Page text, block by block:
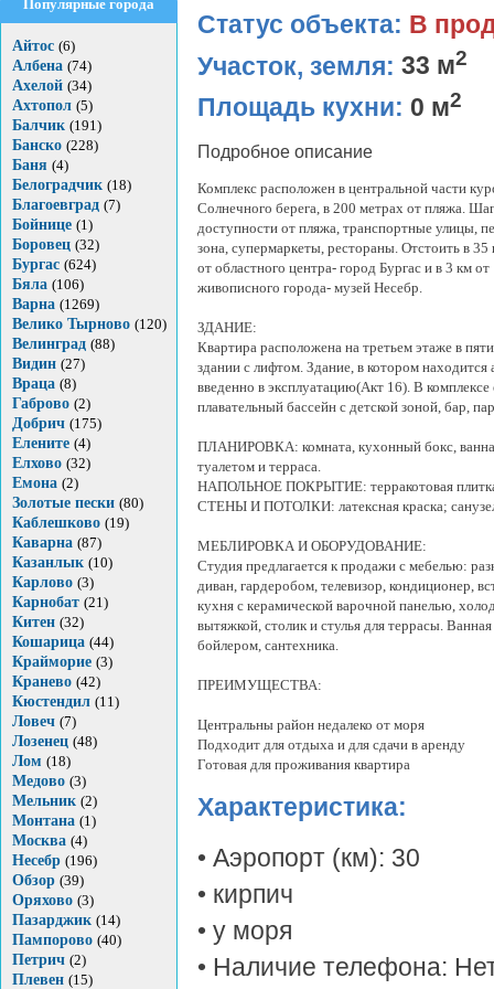
Популярные города
Айтос (6)
Албена (74)
Ахелой (34)
Ахтопол (5)
Балчик (191)
Банско (228)
Баня (4)
Белоградчик (18)
Благоевград (7)
Бойнице (1)
Боровец (32)
Бургас (624)
Бяла (106)
Варна (1269)
Велико Тырново (120)
Велинград (88)
Видин (27)
Враца (8)
Габрово (2)
Добрич (175)
Елените (4)
Елхово (32)
Емона (2)
Золотые пески (80)
Каблешково (19)
Каварна (87)
Казанлык (10)
Карлово (3)
Карнобат (21)
Китен (32)
Кошарица (44)
Крайморие (3)
Кранево (42)
Кюстендил (11)
Ловеч (7)
Лозенец (48)
Лом (18)
Медово (3)
Мельник (2)
Монтана (1)
Москва (4)
Несебр (196)
Обзор (39)
Оряхово (3)
Пазарджик (14)
Пампорово (40)
Петрич (2)
Плевен (15)
Статус объекта: В
Участок, земля: 33 м2
Площадь кухни: 0 м2
Подробное описание
Комплекс расположен в центральной части
Солнечного берега, в 200 метрах от пляжа.
доступности от пляжа, транспортные улицы,
зона, супермаркеты, рестораны. Отстоить в 35
от областного центра- город Бургас и в 3 км от
живописного города- музей Несебр.
ЗДАНИЕ:
Квартира расположена на третьем этаже в
здании с лифтом. Здание, в котором находится
введенно в эксплуатацию(Акт 16). В комплексе
плавательный бассейн с детской зоной, бар,
ПЛАНИРОВКА: комната, кухонный бокс,
туалетом и терраса.
НАПОЛЬНОЕ ПОКРЫТИЕ: терракотовая
СТЕНЫ И ПОТОЛКИ: латексная краска;
МЕБЛИРОВКА И ОБОРУДОВАНИЕ:
Студия предлагается к продажи с мебелью:
диван, гардеробом, телевизор, кондиционер,
кухня с керамической варочной панелью,
вытяжкой, столик и стулья для террасы.
бойлером, сантехника.
ПРЕИМУЩЕСТВА:
Центральны район недалеко от моря
Подходит для отдыха и для сдачи в аренду
Готовая для проживания квартира
Характеристика:
• Аэропорт (км): 30
• кирпич
• у моря
• Наличие телефона: